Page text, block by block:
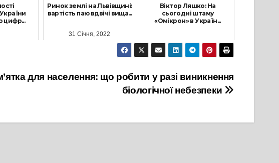
цифр...
Ринок землі на Львівщині:
вартість паю вдвічі вища...
31 Січня, 2022
Віктор Ляшко: На
сьогодні штаму
«Омікрон» в Україн...
7 Грудня, 2021
для населення: що робити у разі виникнення
біологічної небезпеки